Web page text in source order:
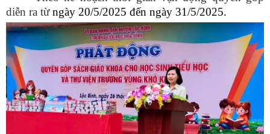
diễn ra từngày 20/5/2025 đến ngày 31/5/2025.